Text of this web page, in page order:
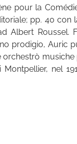
pour la
pp. 40 con
Albert Roussel.
prodigio, Auric
orchestrò
nel